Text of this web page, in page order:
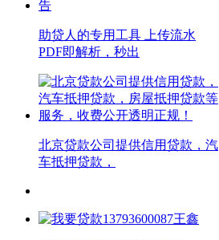
助贷人的专用工具 上传流水
PDF即解析，秒出
北京贷款公司提供信用贷款，汽
车抵押贷款，